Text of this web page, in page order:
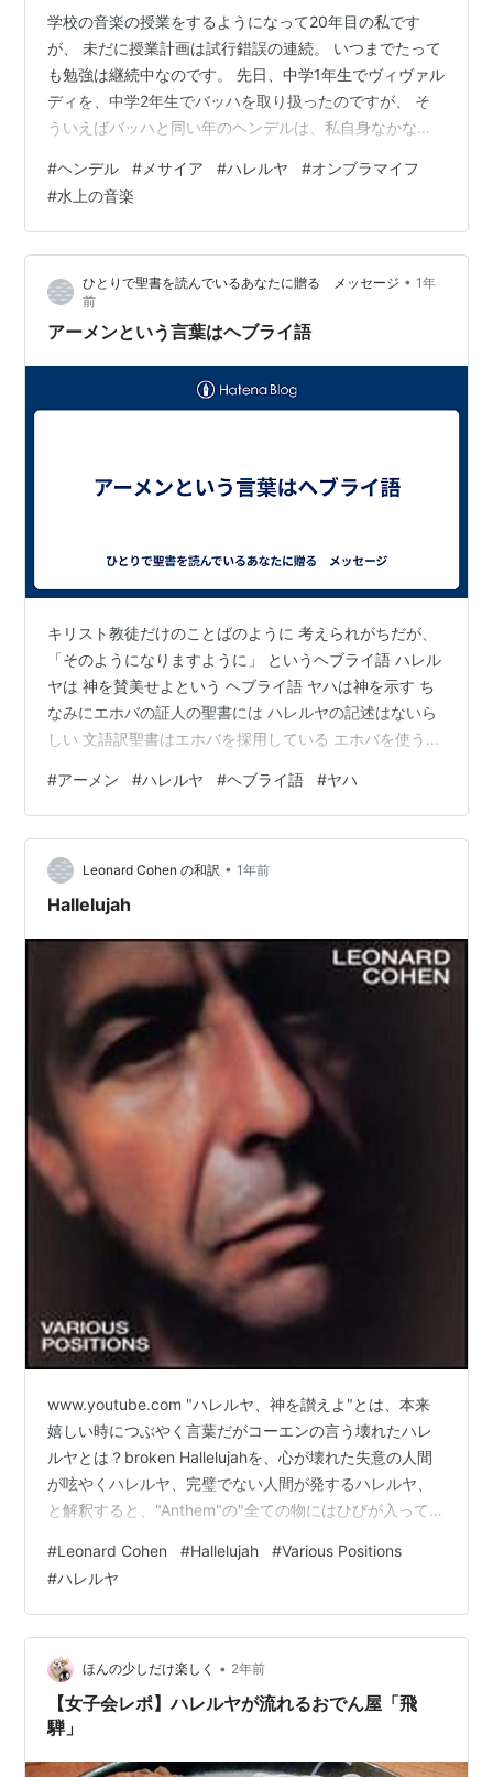
学校の音楽の授業をするようになって20年目の私です
が、 未だに授業計画は試行錯誤の連続。 いつまでたって
も勉強は継続中なのです。 先日、中学1年生でヴィヴァル
ディを、中学2年生でバッハを取り扱ったのですが、 そ
ういえばバッハと同い年のヘンデルは、私自身なかなか
います。 近年はバッハとの比較でヘンデルを取り扱った
り、 中世・ルネサンス時代の音楽の流れから、ヘンデル
を取り扱ったりしたことがありましたけれども、 メイン
として授業で取り扱ったことはありませんでした。 そん
な中、昨日にNHKのEテレで放送された「クラシック
TV」はヘンデルを特集。 www…
#ヘンデル # メサイア #ハレルヤ #オンブラマイフ
#水上の音楽
ひとりで聖書を読んでいるあなたに贈る メッセージ • 1年
前
アーメンという言葉はヘブライ語
キリスト教徒だけのことばのように 考えられがちだが、
「そのようになりますように」 というヘブライ語 ハレル
ヤは 神を賛美せよという ヘブライ語 ヤハは神を示す ち
なみにエホバの証人の聖書には ハレルヤの記述はないら
しい 文語訳聖書はエホバを採用している エホバを使うの
のほうが好まれている
#アーメン #ハレルヤ #ヘブライ語 #ヤハ
Leonard Cohen の和訳 • 1年前
Hallelujah
www.youtube.com "ハレルヤ、神を讃えよ"とは、本来
嬉しい時につぶやく言葉だがコーエンの言う壊れたハレ
ルヤとは？broken Hallelujahを、心が壊れた失意の人間
が呟やくハレルヤ、完璧でない人間が発するハレルヤ、
と解釈すると、"Anthem"の"全ての物にはひびが入ってい
time when you let me know What's really going on
below"下界を見守る神と女性のエロティックな姿、神聖
な意味とエロティックな意味を重ねて表現するコーエン
得意の言い回し。このスタンザのハレル…
#Leonard Cohen #Hallelujah #Various Positions
#ハレルヤ
ほんの少しだけ楽しく • 2年前
【女子会レポ】ハレルヤが流れるおでん屋「飛
騨」